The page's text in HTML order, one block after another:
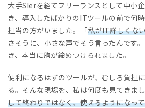
大手SIerを経てフリーランスとして中小
き、導入したばかりのITツールの前で何
担当の方がいました。「私がIT詳しくな
さそうに、小さな声でそう言ったんです
き、本当に胸が締めつけられました。
便利になるはずのツールが、むしろ負担
る。そんな現場を、私は何度も見てきまし
して終わりではなく、使えるようになっ